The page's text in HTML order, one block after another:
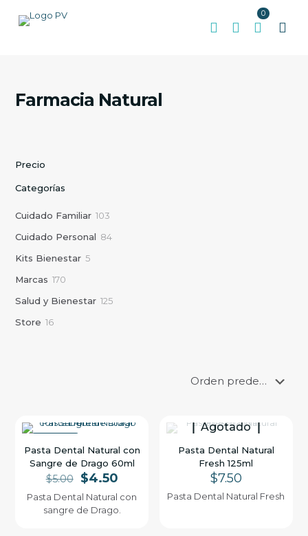
0
Farmacia Natural
Precio
Categorías
Cuidado Familiar 103
3
u
Cuidado Personal 848
d
Kits Bienestar 55
Marcas 170
0
s
Salud y Bienestar 1251
Store 161
t
s
Pasta Dental Natural con
Sangre de Drago 60ml
$5.00
El
precio
original
era:
$4.50El
actual
es:
Pasta Dental Natural con
sangre de Drago.
Agotado
Pasta Dental Natural
Fresh 125ml
$7.50
Pasta Dental Natural Fresh